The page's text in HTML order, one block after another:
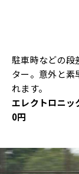
駐車時などの段
ター。意外と素
れます。
エレクトロニ
0円